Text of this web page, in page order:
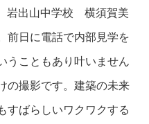
岩出山中学校 横須賀美
前日に電話で内部見学を
うこともあり叶いません
の撮影です。建築の未来
すばらしいワクワクする